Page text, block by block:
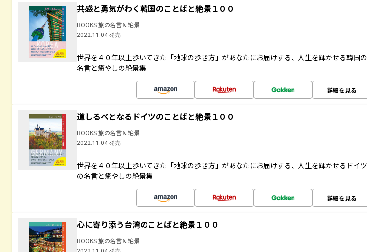
共感と勇気がわく韓国のことばと絶景１００
BOOKS 旅の名言＆絶景
2022.11.04 発売
世界を４０年以上歩いてきた「地球の歩き方」があなたにお届けする、人生を輝かせる韓国の
名言と癒やしの絶景集
詳細を見る
道しるべとなるドイツのことばと絶景１００
BOOKS 旅の名言＆絶景
2022.11.04 発売
世界を４０年以上歩いてきた「地球の歩き方」があなたにお届けする、人生を輝かせるドイツ
の名言と癒やしの絶景集
詳細を見る
心に寄り添う台湾のことばと絶景１００
BOOKS 旅の名言＆絶景